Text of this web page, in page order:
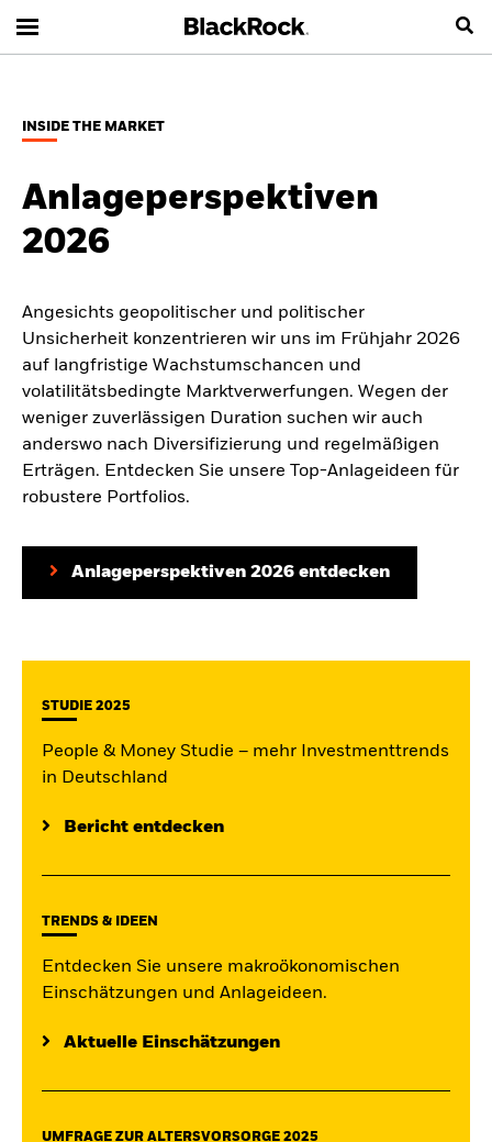
INSIDE THE MARKET
Anlageperspektiven
2026
Angesichts geopolitischer und politischer
Unsicherheit konzentrieren wir uns im Frühjahr 2026
auf langfristige Wachstumschancen und
volatilitätsbedingte Marktverwerfungen. Wegen der
weniger zuverlässigen Duration suchen wir auch
anderswo nach Diversifizierung und regelmäßigen
Erträgen. Entdecken Sie unsere Top-Anlageideen für
robustere Portfolios.
Anlageperspektiven 2026 entdecken
STUDIE 2025
People & Money Studie – mehr Investmenttrends
in Deutschland
Bericht entdecken
TRENDS & IDEEN
Entdecken Sie unsere makroökonomischen
Einschätzungen und Anlageideen.
Aktuelle Einschätzungen
UMFRAGE ZUR ALTERSVORSORGE 2025